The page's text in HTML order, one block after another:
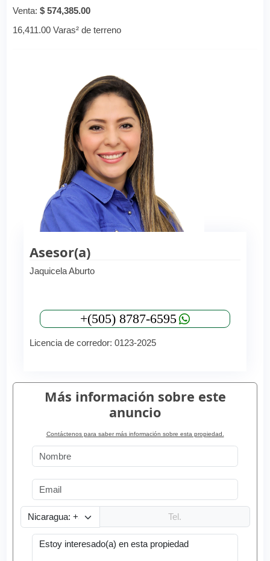
Venta:$ 574,385.00
16,411.00 Varas² de terreno
Asesor(a)
Jaquicela Aburto
+(505) 8787-6595
Licencia de corredor: 0123-2025
Más información sobre este
anuncio
Contáctenos para saber más información sobre esta propiedad.